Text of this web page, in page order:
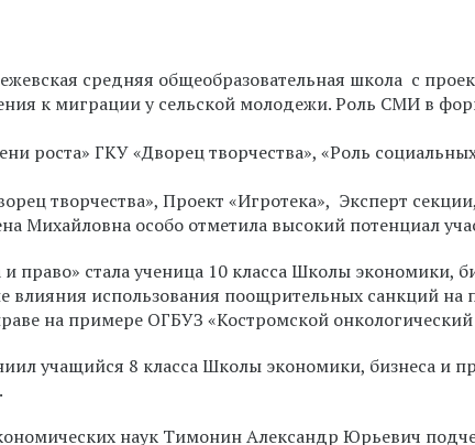
средняя общеобразовательная школа с
к миграции у сельской молодежи. Роль СМИ в
роста» ГКУ «Дворец творчества», «Роль
творчества», Проект «Игротека», Эксперт
Михайловна особо отметила высокий потенциал
право» стала ученица 10 класса Школы экономики,
влияния использования поощрительных санкций на
на примере ОГБУЗ «Костромской
учащийся 8 класса Школы экономики, бизнеса и
наук Тимонин Александр Юрьевич